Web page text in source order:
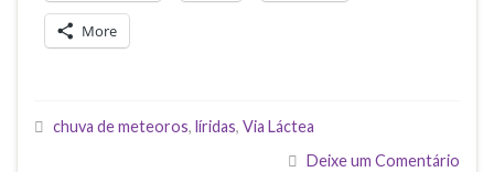
More
chuva de meteoros, líridas, Via Láctea
Deixe um Comentário